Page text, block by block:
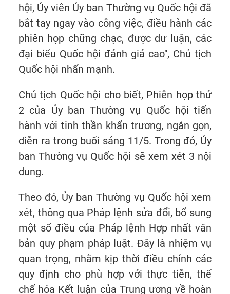
hội, Ủy viên Ủy ban Thường vụ Quốc hội đã
bắt tay ngay vào công việc, điều hành các
phiên họp chững chạc, được dư luận, các
đại biểu Quốc hội đánh giá cao", Chủ tịch
Quốc hội nhấn mạnh.
Chủ tịch Quốc hội cho biết, Phiên họp thứ
2 của Ủy ban Thường vụ Quốc hội tiến
hành với tinh thần khẩn trương, ngắn gọn,
diễn ra trong buổi sáng 11/5. Trong đó, Ủy
ban Thường vụ Quốc hội sẽ xem xét 3 nội
dung.
Theo đó, Ủy ban Thường vụ Quốc hội xem
xét, thông qua Pháp lệnh sửa đổi, bổ sung
một số điều của Pháp lệnh Hợp nhất văn
bản quy phạm pháp luật. Đây là nhiệm vụ
quan trọng, nhằm kịp thời điều chỉnh các
quy định cho phù hợp với thực tiễn, thể
chế hóa Kết luận của Trung ương về hoàn